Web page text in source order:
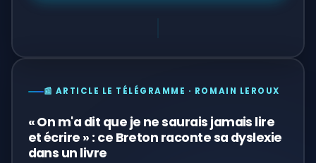
📰 ARTICLE LE TÉLÉGRAMME · ROMAIN LEROUX
« On m'a dit que je ne saurais jamais lire
et écrire » : ce Breton raconte sa dyslexie
dans un livre